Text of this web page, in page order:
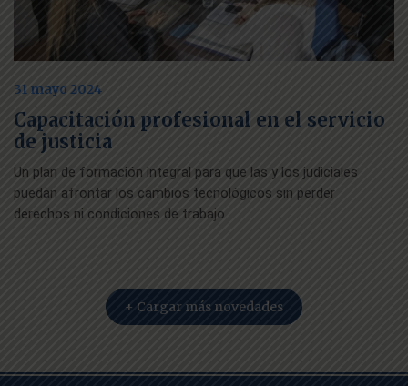
31 mayo 2024
Capacitación profesional en el servicio
de justicia
Un plan de formación integral para que las y los judiciales
puedan afrontar los cambios tecnológicos sin perder
derechos ni condiciones de trabajo.
+ Cargar más novedades